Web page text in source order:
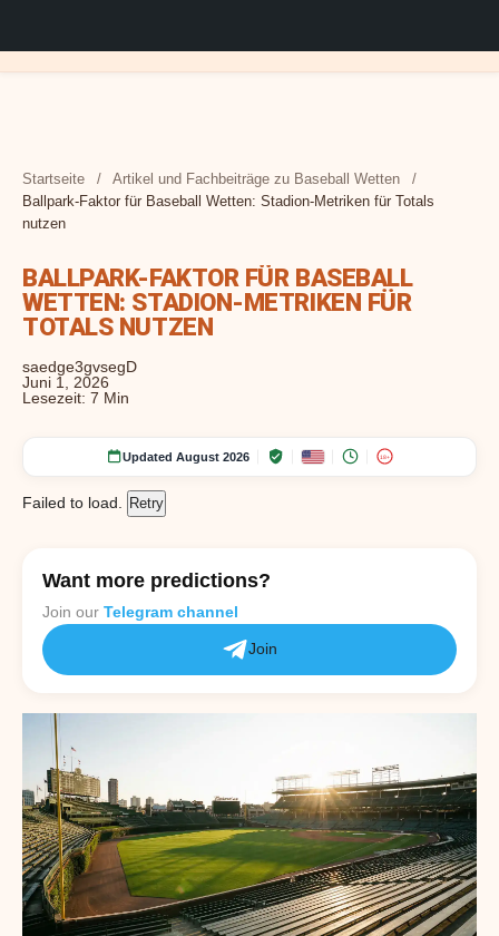
Analysen & Strategien
für lukrative Quoten
Märkte und Optionen für
Sportwetten
Baseball Wetten:
Matchups und
Statistiken auswerten
Strategie: Quoten in
Echtzeit analysieren
Value Betting im
Baseball: Profitable
Artikel und
Fachbeiträge zu
News rund um Baseball
Wetten und Analysen
Startseite / Artikel und Fachbeiträge zu Baseball Wetten
/
Ballpark-Faktor für Baseball Wetten: Stadion-Metriken für Totals
nutzen
BALLPARK-FAKTOR FÜR BASEBALL
WETTEN: STADION-METRIKEN FÜR
TOTALS NUTZEN
saedge3gvsegD
Juni 1, 2026
Lesezeit: 7 Min
Updated August 2026 18+
Failed to load. Retry
Want more predictions?
Join our Telegram channel
Join